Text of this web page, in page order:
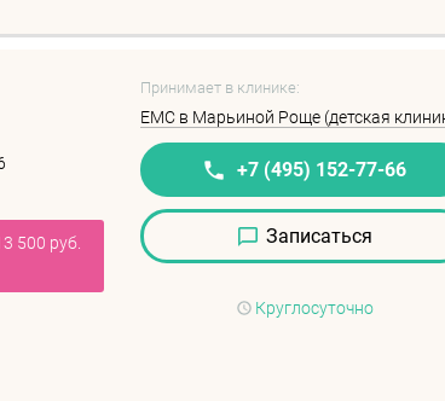
500 руб.
Принимает в клинике:
EMC в Марьиной Роще (детская
+7 (495) 152-77-66
Записаться
Круглосуточно